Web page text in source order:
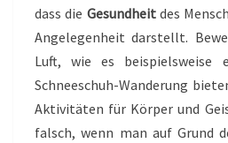
dass die Gesundheitdes
Angelegenheit darstellt.
Luft, wie es beispielsweise
Schneeschuh-Wanderung
Aktivitäten für Körper und
falsch, wenn man auf Grund